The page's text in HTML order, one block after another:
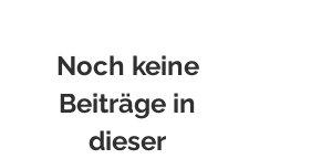
Noch keine
Beiträge in
dieser